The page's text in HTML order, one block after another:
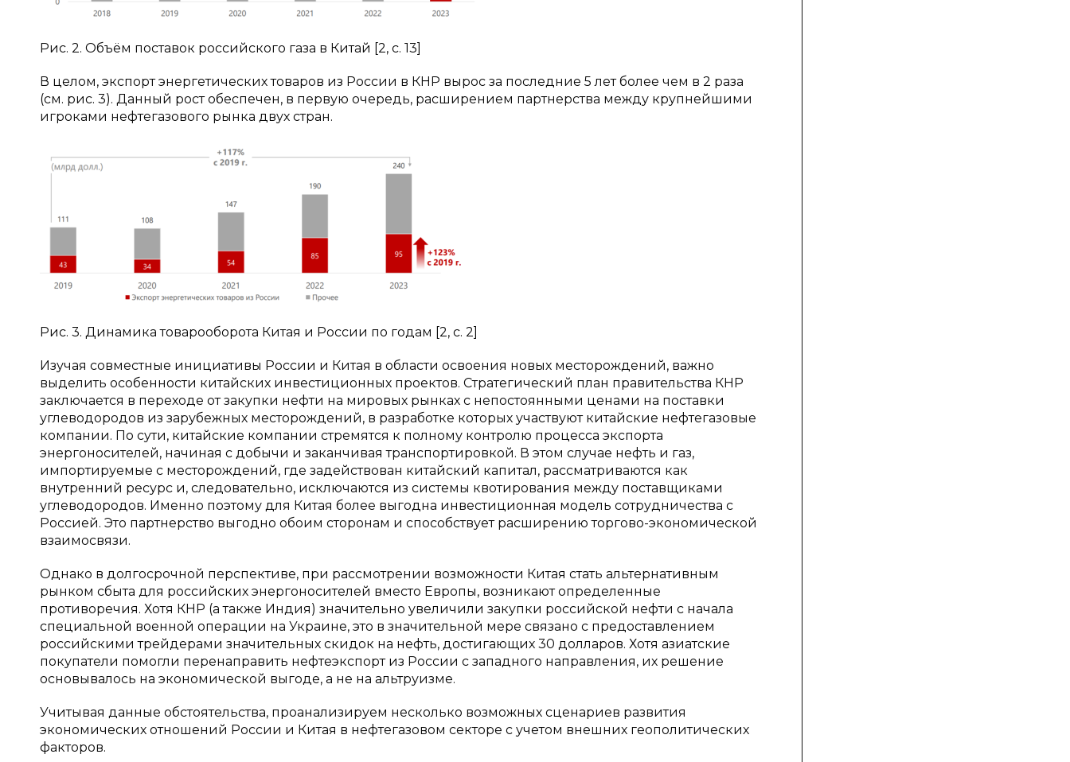
Рис. 2. Объём поставок российского газа в Китай [2, c. 13]
В целом, экспорт энергетических товаров из России в КНР вырос за последние 5 лет более чем в 2 раза
(см. рис. 3). Данный рост обеспечен, в первую очередь, расширением партнерства между крупнейшими
игроками нефтегазового рынка двух стран.
Рис. 3. Динамика товарооборота Китая и России по годам [2, c. 2]
Изучая совместные инициативы России и Китая в области освоения новых месторождений, важно
выделить особенности китайских инвестиционных проектов. Стратегический план правительства КНР
заключается в переходе от закупки нефти на мировых рынках с непостоянными ценами на поставки
углеводородов из зарубежных месторождений, в разработке которых участвуют китайские нефтегазовые
компании. По сути, китайские компании стремятся к полному контролю процесса экспорта
энергоносителей, начиная с добычи и заканчивая транспортировкой. В этом случае нефть и газ,
импортируемые с месторождений, где задействован китайский капитал, рассматриваются как
внутренний ресурс и, следовательно, исключаются из системы квотирования между поставщиками
углеводородов. Именно поэтому для Китая более выгодна инвестиционная модель сотрудничества с
Россией. Это партнерство выгодно обоим сторонам и способствует расширению торгово-экономической
взаимосвязи.
Однако в долгосрочной перспективе, при рассмотрении возможности Китая стать альтернативным
рынком сбыта для российских энергоносителей вместо Европы, возникают определенные
противоречия. Хотя КНР (а также Индия) значительно увеличили закупки российской нефти с начала
специальной военной операции на Украине, это в значительной мере связано с предоставлением
российскими трейдерами значительных скидок на нефть, достигающих 30 долларов. Хотя азиатские
покупатели помогли перенаправить нефтеэкспорт из России с западного направления, их решение
основывалось на экономической выгоде, а не на альтруизме.
Учитывая данные обстоятельства, проанализируем несколько возможных сценариев развития
экономических отношений России и Китая в нефтегазовом секторе с учетом внешних геополитических
факторов.